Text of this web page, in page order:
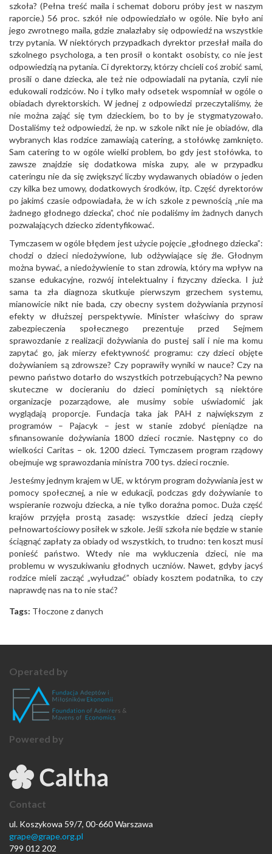
szkoła? (Pełna treść maila i schemat doboru próby jest w naszym
raporcie.) 56 proc. szkół nie odpowiedziało w ogóle. Nie było ani
jego zwrotnego maila, gdzie znalazłaby się odpowiedź na wszystkie
trzy pytania. W niektórych przypadkach dyrektor przesłał maila do
szkolnego psychologa, a ten prosił o kontakt osobisty, co nie jest
odpowiedzią na pytania. Ci dyrektorzy, którzy chcieli coś zrobić sami,
prosili o dane dziecka, ale też nie odpowiadali na pytania, czyli nie
edukowali rodziców. No i tylko mały odsetek wspomniał w ogóle o
obiadach dyrektorskich. W jednej z odpowiedzi przeczytaliśmy, że
nie można zająć się tym dzieckiem, bo to by je stygmatyzowało.
Dostaliśmy też odpowiedzi, że np. w szkole nikt nie je obiadów, dla
wybranych klas rodzice zamawiają catering, a stołówkę zamknięto.
Sam catering to w ogóle wielki problem, bo gdy jest stołówka, to
zawsze znajdzie się dodatkowa miska zupy, ale w przypadku
cateringu nie da się zwiększyć liczby wydawanych obiadów o jeden
czy kilka bez umowy, dodatkowych środków, itp. Część dyrektorów
po jakimś czasie odpowiadała, że w ich szkole z pewnością „nie ma
żadnego głodnego dziecka”, choć nie podaliśmy im żadnych danych
pozwalających dziecko zidentyfikować.
Tymczasem w ogóle błędem jest użycie pojęcie „głodnego dziecka”:
chodzi o dzieci niedożywione, lub odżywiające się źle. Głodnym
można bywać, a niedożywienie to stan zdrowia, który ma wpływ na
szanse edukacyjne, rozwój intelektualny i fizyczny dziecka. I już
sama ta zła diagnoza skutkuje pierwszym grzechem systemu,
mianowicie nikt nie bada, czy obecny system dożywiania przynosi
efekty w dłuższej perspektywie. Minister właściwy do spraw
zabezpieczenia społecznego prezentuje przed Sejmem
sprawozdanie z realizacji dożywiania do pustej sali i nie ma komu
zapytać go, jak mierzy efektywność programu: czy dzieci objęte
dożywianiem są zdrowsze? Czy poprawiły wyniki w nauce? Czy na
pewno państwo dotarło do wszystkich potrzebujących? Na pewno
skuteczne w docieraniu do dzieci pominiętych są niektóre
organizacje pozarządowe, ale musimy sobie uświadomić jak
wyglądają proporcje. Fundacja taka jak PAH z największym z
programów – Pajacyk – jest w stanie zdobyć pieniądze na
sfinansowanie dożywiania 1800 dzieci rocznie. Następny co do
wielkości Caritas – ok. 1200 dzieci. Tymczasem program rządowy
obejmuje wg sprawozdania ministra 700 tys. dzieci rocznie.
Jesteśmy jednym krajem w UE, w którym program dożywiania jest w
pomocy społecznej, a nie w edukacji, podczas gdy dożywianie to
wspieranie rozwoju dziecka, a nie tylko doraźna pomoc. Duża część
krajów przyjęła prostą zasadę: wszystkie dzieci jedzą ciepły
pełnowartościowy posiłek w szkole. Jeśli szkoła nie będzie w stanie
ściągnąć zapłaty za obiady od wszystkich, to trudno: ten koszt musi
ponieść państwo. Wtedy nie ma wykluczenia dzieci, nie ma
problemu w wyszukiwaniu głodnych uczniów. Nawet, gdyby jacyś
rodzice mieli zacząć „wyłudzać” obiady kosztem podatnika, to czy
naprawdę nas na to nie stać?
Tags: Tłoczone z danych
Operated by
Powered by
Contact
ul. Koszykowa 59/7, 00-660 Warszawa
grape@grape.org.pl
799 012 202